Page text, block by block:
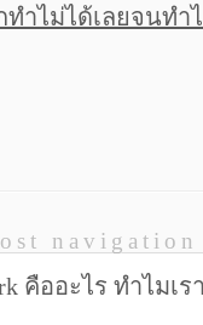
ำไม่ได้เลยจนทำ
navigation
คืออะไร ทำไมเ